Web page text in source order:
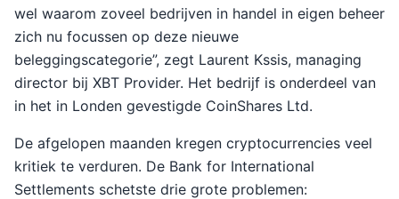
wel waarom zoveel bedrijven in handel in eigen beheer
zich nu focussen op deze nieuwe
beleggingscategorie”, zegt Laurent Kssis, managing
director bij XBT Provider. Het bedrijf is onderdeel van
in het in Londen gevestigde CoinShares Ltd.
De afgelopen maanden kregen cryptocurrencies veel
kritiek te verduren. De Bank for International
Settlements schetste drie grote problemen: